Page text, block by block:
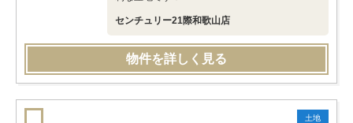
センチュリー21際和歌山店
物件を詳しく見る
土地